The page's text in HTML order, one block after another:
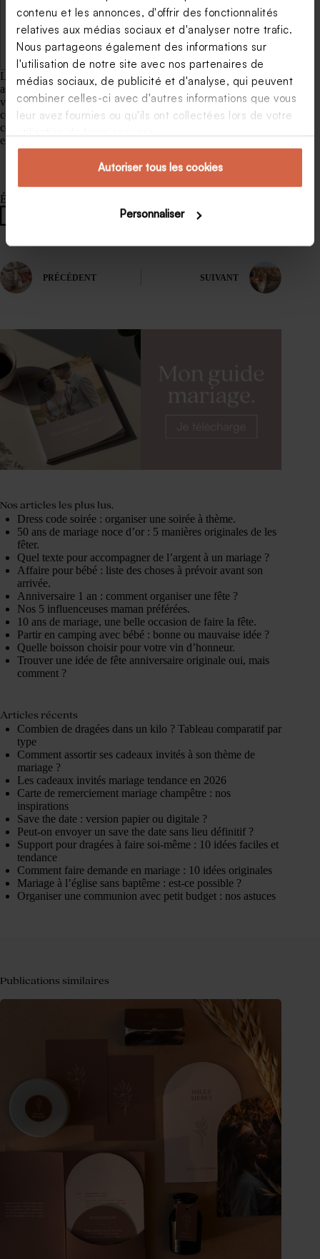
contenu et les annonces, d'offrir des fonctionnalités
relatives aux médias sociaux et d'analyser notre trafic.
Nous partageons également des informations sur
l'utilisation de notre site avec nos partenaires de
médias sociaux, de publicité et d'analyse, qui peuvent
combiner celles-ci avec d'autres informations que vous
leur avez fournies ou qu'ils ont collectées lors de votre
Autoriser tous les cookies
Personnaliser
TA
3
90
0 €
6
90
0 €
10
00
0 €
5
00
0 €
13
00
0 €
20
00
0 €
10
00
0 €
22
70
0 €
+
44
00
0
Le budget mariage pour 50, 100 ou 200 personnes en 2024 est
assez subjectif. Selon l’ambiance que vous souhaitez pour
votre mariage et les prestations choisies, les tarifs sont
complètement différents. La meilleure chose à faire pour
connaître les dépenses est de
envies.
Étiquettes
activités fun mariage
PRÉCÉDENT SUIVANT
Nos articles les plus lus.
Dress code soirée : organiser une soirée à thème.
50 ans de mariage noce d’or : 5 manières originales de les
fêter.
Quel texte pour accompagner de l’argent à un mariage ?
Affaire pour bébé : liste des choses à prévoir avant son
arrivée.
Anniversaire 1 an : comment organiser une fête ?
Nos 5 influenceuses maman préférées.
10 ans de mariage, une belle occasion de faire la fête.
Partir en camping avec bébé : bonne ou mauvaise idée ?
Quelle boisson choisir pour votre vin d’honneur.
Trouver une idée de fête anniversaire originale oui, mais
comment ?
Articles récents
Combien de dragées dans un kilo ? Tableau comparatif par
type
Comment assortir ses cadeaux invités à son thème de
mariage ?
Les cadeaux invités mariage tendance en 2026
Carte de remerciement mariage champêtre : nos
inspirations
Save the date : version papier ou digitale ?
Peut-on envoyer un save the date sans lieu définitif ?
Support pour dragées à faire soi-même : 10 idées faciles et
tendance
Comment faire demande en mariage : 10 idées originales
Mariage à l’église sans baptême : est-ce possible ?
Organiser une communion avec petit budget : nos astuces
Publications similaires